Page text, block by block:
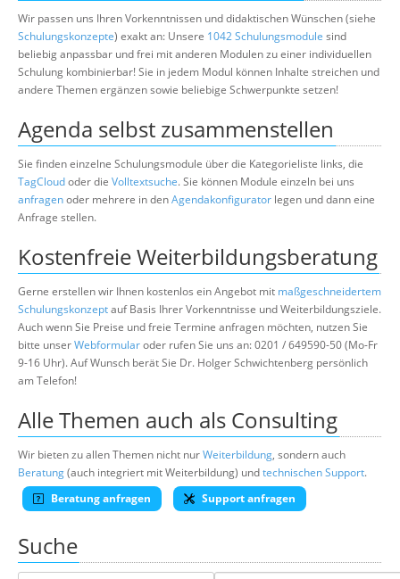
Wir passen uns Ihren Vorkenntnissen und didaktischen Wünschen (siehe
Schulungskonzepte) exakt an: Unsere 1042 Schulungsmodule sind
beliebig anpassbar und frei mit anderen Modulen zu einer individuellen
Schulung kombinierbar! Sie in jedem Modul können Inhalte streichen und
andere Themen ergänzen sowie beliebige Schwerpunkte setzen!
Agenda selbst zusammenstellen
Sie finden einzelne Schulungsmodule über die Kategorieliste links, die
TagCloudoder die Volltextsuche. Sie können Module einzeln bei uns
anfragenoder mehrere in denAgendakonfigurator legen und dann eine
Anfrage stellen.
Kostenfreie Weiterbildungsberatung
Gerne erstellen wir Ihnen kostenlos ein Angebot mit maßgeschneidertem
Schulungskonzeptauf Basis Ihrer Vorkenntnisse und Weiterbildungsziele.
Auch wenn Sie Preise und freie Termine anfragen möchten, nutzen Sie
bitte unserWebformularoder rufen Sie uns an: 0201 / 649590-50 (Mo-Fr
9-16 Uhr). Auf Wunsch berät Sie Dr. Holger Schwichtenberg persönlich
am Telefon!
Alle Themen auch als Consulting
Wir bieten zu allen Themen nicht nurWeiterbildung, sondern auch
Beratung(auch integriert mit Weiterbildung) undtechnischen Support.
Beratung anfragen
Support anfragen
Suche